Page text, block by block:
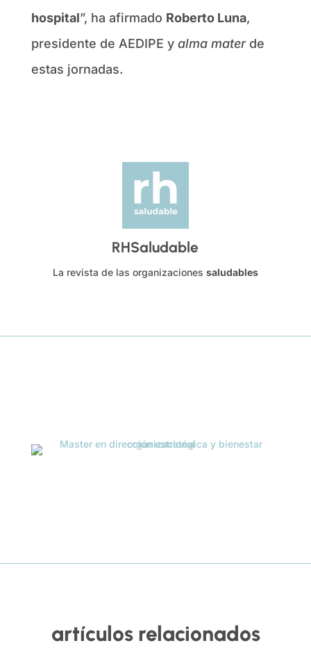
hospital”, ha afirmado Roberto Luna,
presidente de AEDIPE y alma mater de
estas jornadas.
RHSaludable
La revista de las organizaciones saludables
artículos relacionados